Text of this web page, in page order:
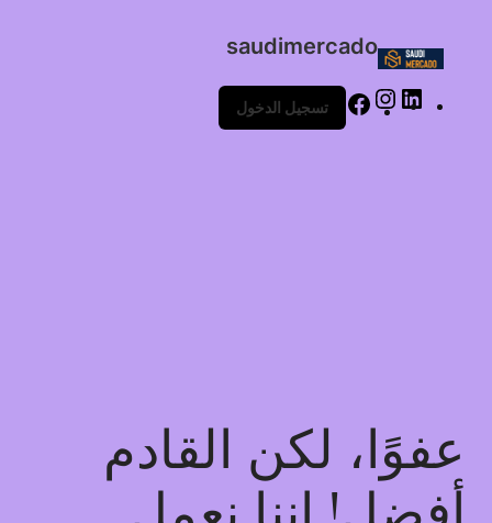
saudimercado
تسجيل الدخول
عفوًا، لكن القادم